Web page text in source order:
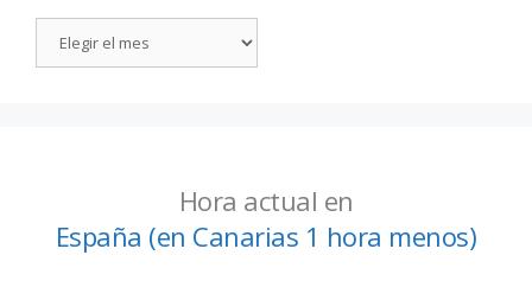
Hora actual en
España (en Canarias 1 hora menos)